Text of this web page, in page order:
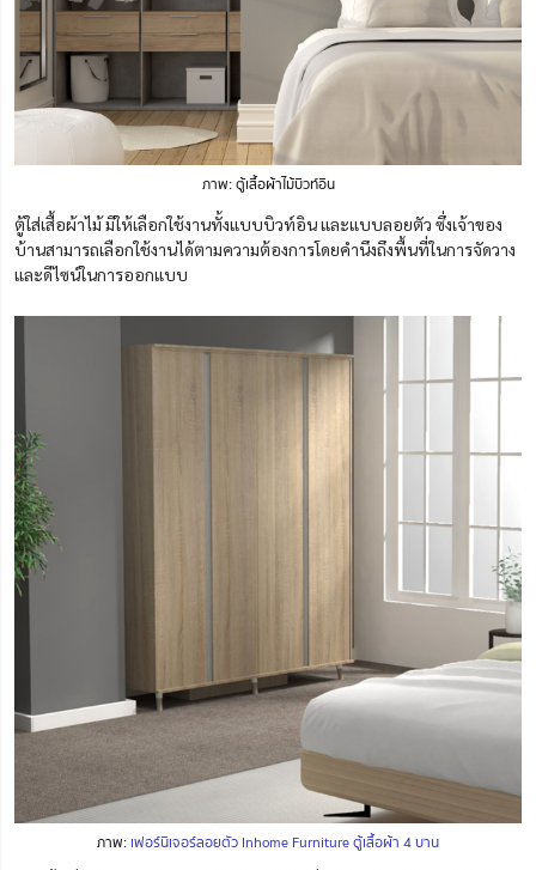
ภาพ: ตู้เสื้อผ้าไม้บิวท์อิน
ตู้ใส่เสื้อผ้าไม้ มีให้เลือกใช้งานทั้งแบบบิวท์อิน และแบบลอยตัว ซึ่งเจ้าของ
บ้านสามารถเลือกใช้งานได้ตามความต้องการโดยคำนึงถึงพื้นที่ในการจัดวาง
และดีไซน์ในการออกแบบ
ภาพ: เฟอร์นิเจอร์ลอยตัว Inhome Furniture ตู้เสื้อผ้า 4 บาน